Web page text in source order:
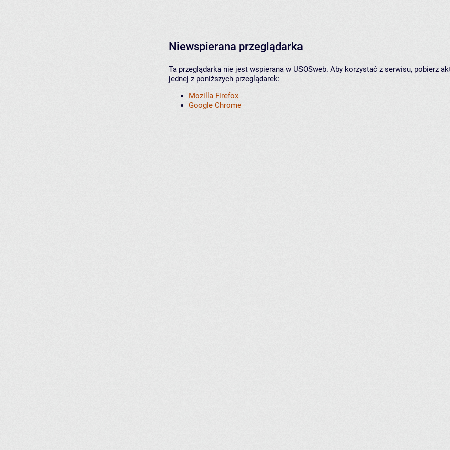
Niewspierana przeglądarka
Ta przeglądarka nie jest wspierana w USOSweb. Aby korzystać z serwisu, pobierz
jednej z poniższych przeglądarek:
Mozilla Firefox
Google Chrome